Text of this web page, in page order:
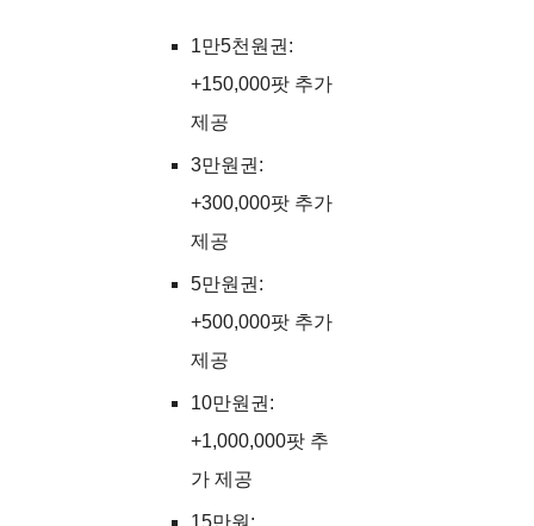
1만5천원권:
+150,000팟 추가
제공
3만원권:
+300,000팟 추가
제공
5만원권:
+500,000팟 추가
제공
10만원권:
+1,000,000팟 추
가 제공
15만원: